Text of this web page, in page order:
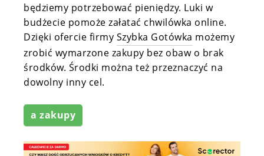
będziemy potrzebować pieniędzy. Luki w
budżecie pomoże załatać chwilówka online.
Dzięki ofercie firmy Szybka Gotówka możemy
zrobić wymarzone zakupy bez obaw o brak
środków. Środki można też przeznaczyć na
dowolny inny cel.
a zakupy